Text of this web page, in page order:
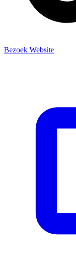
Bezoek Website